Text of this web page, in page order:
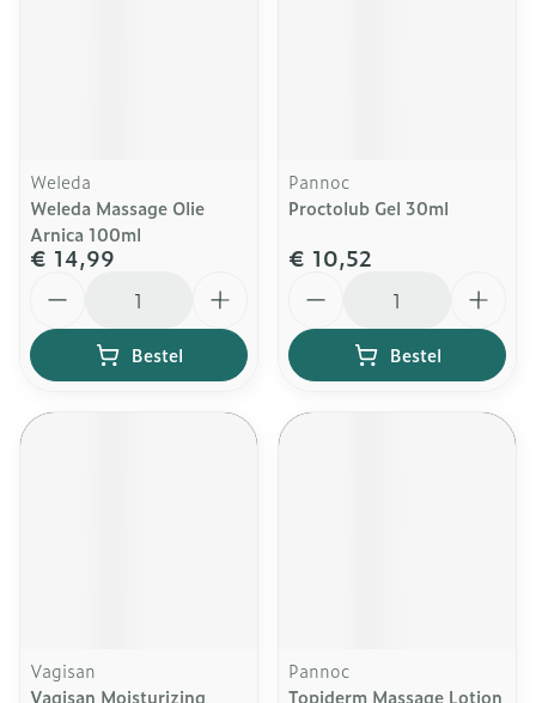
Weleda
Weleda Massage Olie
Arnica 100ml
€ 14,99
Bestel
Pannoc
Proctolub Gel 30ml
€ 10,52
Bestel
Vagisan
Vagisan Moisturizing
Pannoc
Topiderm Massage Lotion